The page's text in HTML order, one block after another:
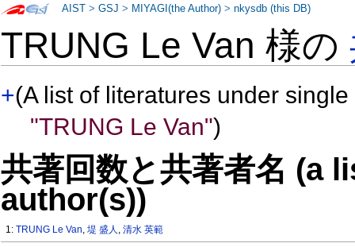
TRUNG Le Van 様の
+(A list of literatures under
"TRUNG Le Van")
共著回数と共著者名 (a
author(s))
1:TRUNG Le Van,堤 盛人 ,清水 英範
AIST >GSJ > MIYAGI(the Author) >nkysdb (this DB)